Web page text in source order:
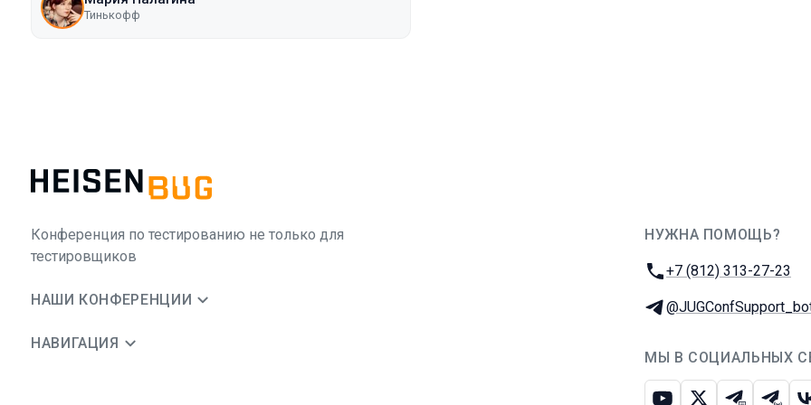
Тинькофф
Конференция по тестированию не только для
тестировщиков
НАШИ КОНФЕРЕНЦИИ
НАВИГАЦИЯ
НУЖНА ПОМОЩЬ?
Телефон:
+7 (812) 313-27-23
Телеграм:
МЫ В СОЦИАЛЬНЫХ